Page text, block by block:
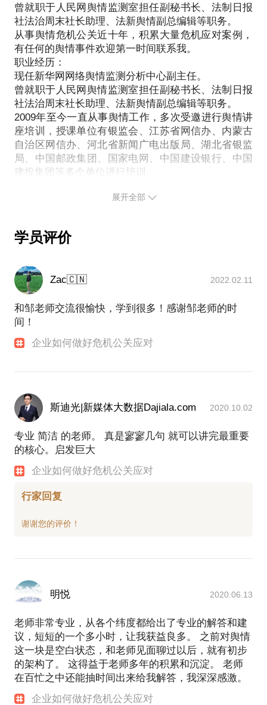
曾就职于人民网舆情监测室担任副秘书长、法制日报
社法治周末社长助理、法新舆情副总编辑等职务。
从事舆情危机公关近十年，积累大量危机应对案例，
有任何的舆情事件欢迎第一时间联系我。
职业经历：
现任新华网网络舆情监测分析中心副主任。
曾就职于人民网舆情监测室担任副秘书长、法制日报
社法治周末社长助理、法新舆情副总编辑等职务。
2009年至今一直从事舆情工作，多次受邀进行舆情讲
座培训，授课单位有银监会、江苏省网信办、内蒙古
自治区网信办、河北省新闻广电出版局、湖北省银监
局、中国邮政集团、国家电网、中国建设银行、中国
建投集团等多个单位进行培训。
组，担任专家并协助舆情处置等。
https://wapbaike.baidu.com/item/邹海华/20179374?
所获奖项：
展开全部
学员评价
Zac🇨🇳 2022.02.11
和邹老师交流很愉快，学到很多！感谢邹老师的时
间！
企业如何做好危机公关应对
斯迪光|新媒体大数据Dajiala.com 2020.10.02
专业 简洁 的老师。 真是寥寥几句 就可以讲完最重要
的核心。启发巨大
企业如何做好危机公关应对
行家回复
明悦 2020.06.13
老师非常专业，从各个纬度都给出了专业的解答和建
议，短短的一个多小时，让我获益良多。 之前对舆情
这一块是空白状态，和老师见面聊过以后，就有初步
的架构了。 这得益于老师多年的积累和沉淀。 老师
在百忙之中还能抽时间出来给我解答，我深深感激。
企业如何做好危机公关应对